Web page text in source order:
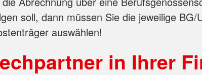
soll, dann müssen Sie die jeweilige BG/
auswählen!
in Ihrer